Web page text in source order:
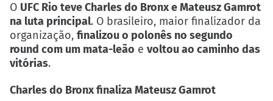
O UFC Rio teve Charles do Bronx e Mateusz Gamrot
na luta principal. O brasileiro, maior finalizador da
organização, finalizou o polonês no segundo
round com um mata-leão e voltou ao caminho das
vitórias.
Charles do Bronx finaliza Mateusz Gamrot